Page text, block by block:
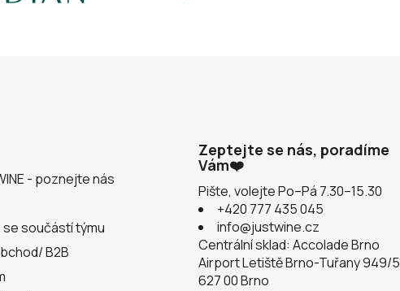
- poznejte nás
součástí týmu
B2B
Zeptejte se nás, poradíme
Vám❤️
Pište, volejte Po–Pá 7.30–15.30
+420 777 435 045
info@justwine.cz
Centrální sklad: Accolade Brno
Airport Letiště Brno-Tuřany 949/5
627 00 Brno